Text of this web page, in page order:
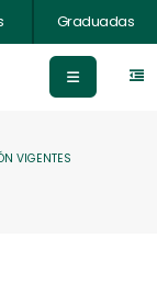
Graduadas
VIGENTES